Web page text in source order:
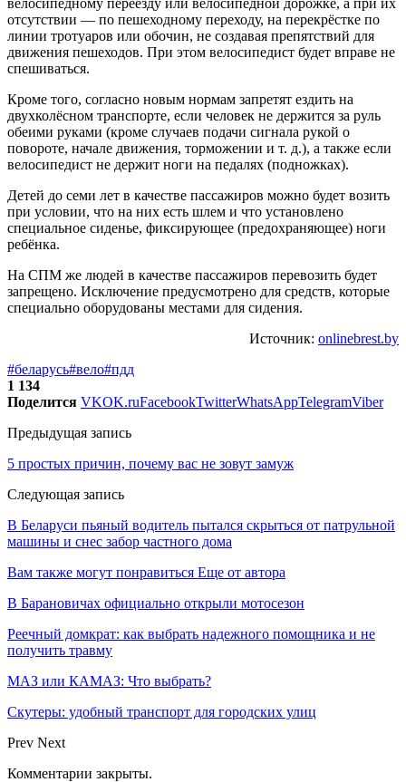
отсутствии — по пешеходному переходу, на перекрёстке по
линии тротуаров или обочин, не создавая препятствий для
движения пешеходов. При этом велосипедист будет вправе не
спешиваться.
Кроме того, согласно новым нормам запретят ездить на
двухколёсном транспорте, если человек не держится за руль
обеими руками (кроме случаев подачи сигнала рукой о
повороте, начале движения, торможении и т. д.), а также если
велосипедист не держит ноги на педалях (подножках).
Детей до семи лет в качестве пассажиров можно будет возить
при условии, что на них есть шлем и что установлено
специальное сиденье, фиксирующее (предохраняющее) ноги
ребёнка.
На СПМ же людей в качестве пассажиров перевозить будет
запрещено. Исключение предусмотрено для средств, которые
специально оборудованы местами для сидения.
Источник: onlinebrest.by
#беларусь#вело#пдд
1 134
Поделится VKOK.ruFacebookTwitterWhatsAppTelegramViber
Предыдущая запись
5 простых причин, почему вас не зовут замуж
Следующая запись
В Беларуси пьяный водитель пытался скрыться от патрульной
машины и снес забор частного дома
Вам также могут понравиться Еще от автора
В Барановичах официально открыли мотосезон
Реечный домкрат: как выбрать надежного помощника и не
получить травму
МАЗ или КАМАЗ: Что выбрать?
Скутеры: удобный транспорт для городских улиц
Prev Next
Комментарии закрыты.